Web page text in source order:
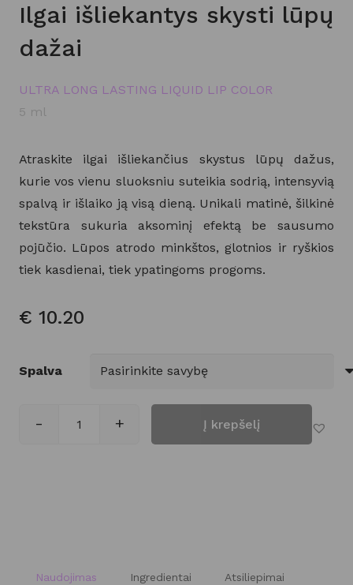
Ilgai išliekantys skysti lūpų
dažai
ULTRA LONG LASTING LIQUID LIP COLOR
5 ml
Atraskite ilgai išliekančius skystus lūpų dažus,
kurie vos vienu sluoksniu suteikia sodrią, intensyvią
spalvą ir išlaiko ją visą dieną. Unikali matinė, šilkinė
tekstūra sukuria aksominį efektą be sausumo
pojūčio. Lūpos atrodo minkštos, glotnios ir ryškios
tiek kasdienai, tiek ypatingoms progoms.
€ 10.20
Spalva
produkto kiekis: Ilgai išliekantys skysti lūpų
- + Į krepšelį
Naudojimas Ingredientai Atsiliepimai